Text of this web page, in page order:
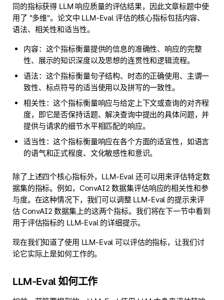
同的指标获得 LLM 响应质量的评估结果，因此文章标题中使
用了 "多维"。论文中 LLM-Eval 评估的核心指标包括内容、
语法、相关性和适当性。
内容：这个指标衡量提供的信息的准确性、响应的完整
性、展示的知识深度以及思想的连贯性和逻辑流程。
语法：这个指标衡量句子结构、时态的正确使用、主谓一
致性、标点符号的适当使用以及拼写的一致性。
相关性：这个指标衡量响应与给定上下文或查询的对齐程
度，即它是否保持话题、解决查询中提出的具体问题，并
提供与请求的细节水平相匹配的响应。
适当性：这个指标衡量响应在各个方面的适宜性，如语言
的语气和正式程度、文化敏感性和意识。
除了上述四个核心指标外，LLM-Eval 还可以用来评估特定数
据集的指标。例如，ConvAI2 数据集评估响应的相关性和参
与度。在这种情况下，我们可以调整 LLM-Eval 的提示来评
估 ConvAI2 数据集上的这两个指标。我们将在下一节中看到
用于评估指标的 LLM-Eval 的详细提示。
现在我们知道了使用 LLM-Eval 可以评估的指标，让我们讨
论它实际上是如何工作的。
LLM-Eval 如何工作